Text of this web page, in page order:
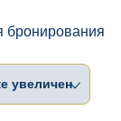
бронирования